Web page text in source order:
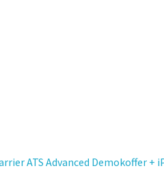
ATS Advanced Demokoffer +